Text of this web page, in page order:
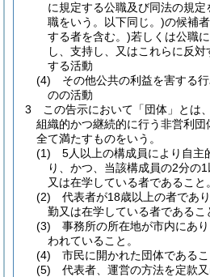
に規定する公職及び同法の規
職をいう。以下同じ。)の候補者
する者を含む。)若しくは公職
し、支持し、又はこれらに反
する活動
(4)
その他公共の利益を害する
のの活動
3
この告示において「団体」とは、
組織的かつ継続的に行う非営利
全て満たすものをいう。
(1)
5人以上の構成員により自主
り、かつ、当該構成員の2分の
又は在学している者であること。
(2)
代表者が18歳以上の者であ
勤又は在学している者であるこ
(3)
事務所の所在地が市内にあ
われていること。
(4)
市民に開かれた団体であるこ
(5)
代表者、運営の方法を定款